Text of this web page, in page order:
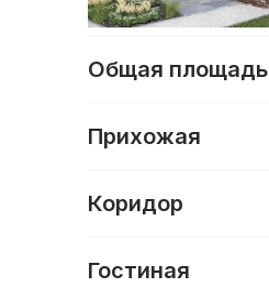
Общая площадь
Прихожая
Коридор
Гостиная